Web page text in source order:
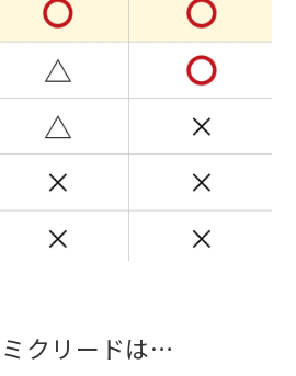
クリードは…